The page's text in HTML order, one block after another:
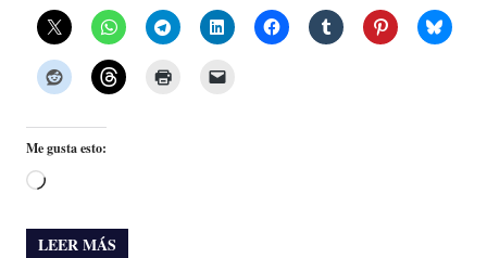
Me gusta esto:
Cargando...
LEER MÁS